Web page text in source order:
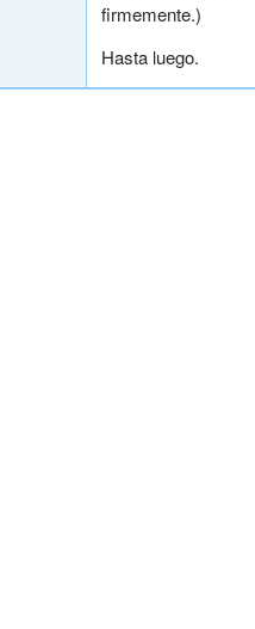
firmemente.)
Hasta luego.